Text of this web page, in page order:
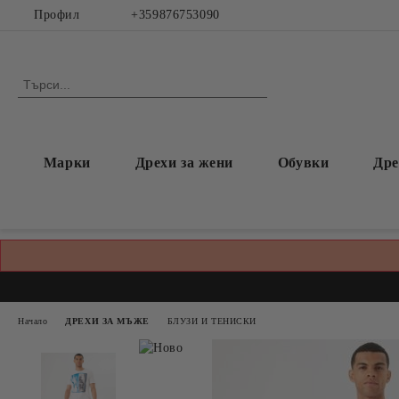
Профил +359876753090
Марки Дрехи за жени Обувки
Начало ДРЕХИ ЗА МЪЖЕ БЛУЗИ И ТЕНИСКИ